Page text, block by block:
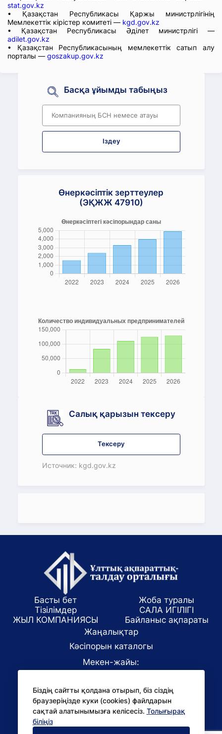
stat.gov.kz
• Қазақстан Республикасы Қаржы министрлігінің
Мемлекеттік кірістер комитеті — kgd.gov.kz
• Қазақстан Республикасы Әділет министрлігі —
adilet.gov.kz
• Қазақстан Республикасының мемлекеттік сатып алу
порталы — goszakup.gov.kz
Басқа ұйымды табыңыз
Іздеу
Өнеркәсіптік зерттеулер
(ЭҚЖЖ 47910)
Салық қарызын тексеру
Тексеру
Источник: kgd.gov.kz
Біздің сайтты қолдана отырып, біз сіздің
браузеріңізде куки (cookies) файлдарын
сақтай алатынымызға келісесіз. Толығырақ
біліңіз
Басты бет
Жоба туралы
Тізілімдер
САЛА ИГІЛІГІ
ЖЫЛ КОМПАНИЯСЫ
Байланыс ақпараты
Жаңалықтар
Кәсіпорын каталогы
Мекен-жайы:
E-mail:
office@niac.kz